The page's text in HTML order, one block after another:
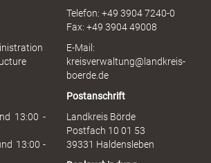
u
h
Telefon: +49 3904 7240-0
Fax: +49 3904 49008
E-Mail:
kreisverwaltung@landkreis-
boerde.de
13:00 -
13:00 -
Postanschrift
Landkreis Börde
Postfach 10 01 53
39331 Haldensleben